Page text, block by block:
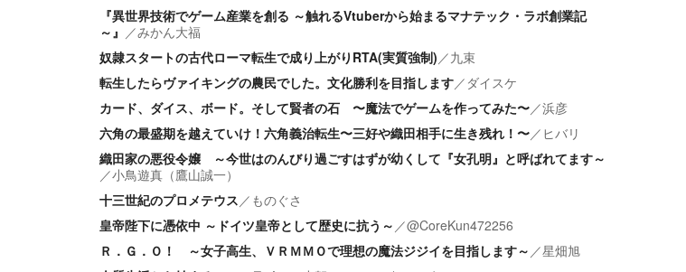
『異世界技術でゲーム産業を創る ～触れるVtuberから始まるマナテック・ラボ創業記
～』 ／みかん大福
奴隷スタートの古代ローマ転生で成り上がりRTA(実質強制)／九束
転生したらヴァイキングの農民でした。文化勝利を目指します／ ダイスケ
カード、ダイス、ボード。そして賢者の石 〜魔法でゲームを作ってみた〜／浜彦
六角の最盛期を越えていけ！六角義治転生〜三好や織田相手に生き残れ！〜／ ヒバリ
織田家の悪役令嬢 ～今世はのんびり過ごすはずが幼くして『女孔明』と呼ばれてます～
／小鳥遊真（鷹山誠一）
十三世紀のプロメテウス／ ものぐさ
皇帝陛下に憑依中 ～ドイツ皇帝として歴史に抗う～ ／@CoreKun472256
Ｒ．Ｇ．Ｏ！ ～女子高生、ＶＲＭＭＯで理想の魔法ジジイを目指します～ ／星畑旭